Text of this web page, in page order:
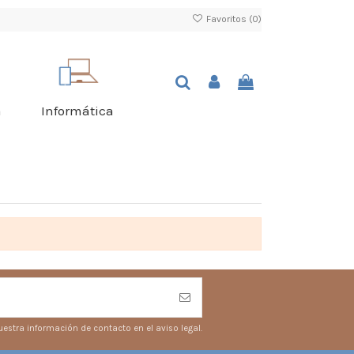
Favoritos (0)
Informática
información de contacto en el aviso legal.